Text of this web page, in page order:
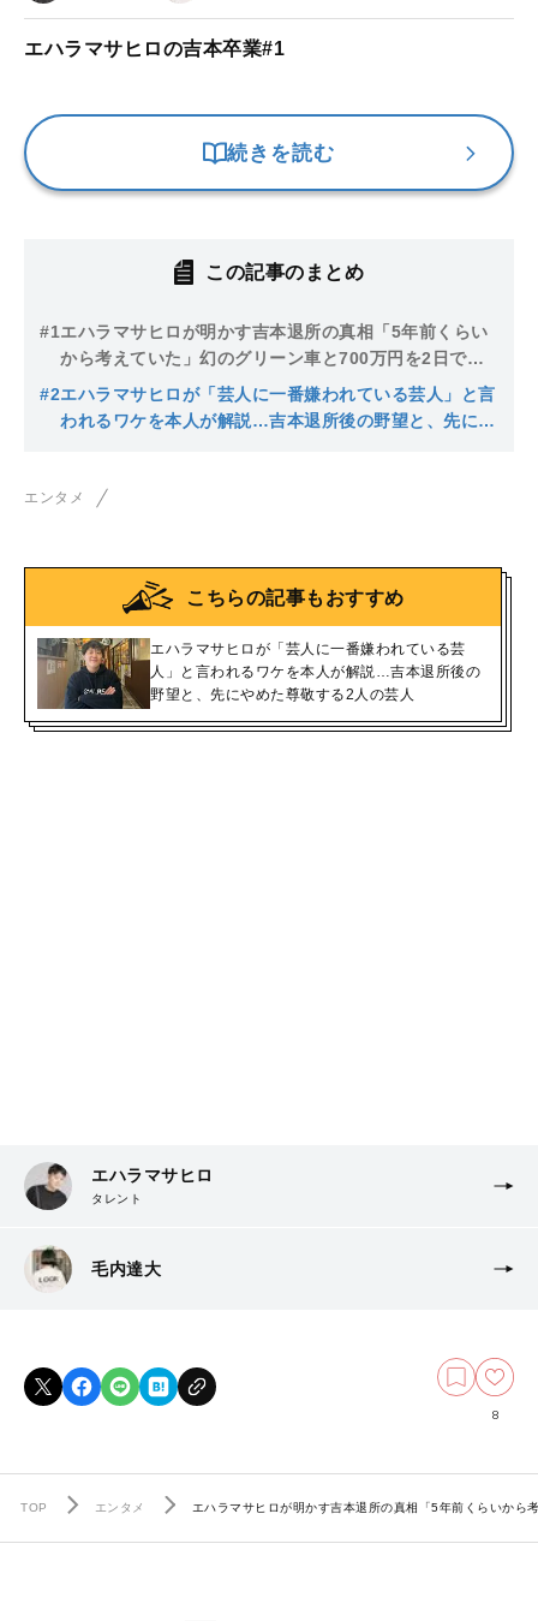
エハラマサヒロの吉本卒業#1
続きを読む
この記事のまとめ
#1エハラマサヒロが明かす吉本退所の真相「5年前くらい
から考えていた」幻のグリーン車と700万円を2日で補
填してくれた吉本社員の存在
#2エハラマサヒロが「芸人に一番嫌われている芸人」と言
われるワケを本人が解説…吉本退所後の野望と、先にや
エンタメ
こちらの記事もおすすめ
エハラマサヒロが「芸人に一番嫌われている芸
人」と言われるワケを本人が解説…吉本退所後の
野望と、先にやめた尊敬する2人の芸人
エハラマサヒロ
タレント
毛内達大
8
TOP エンタメ エハラマサヒロが明かす吉本退所の真相「5年前くらいか